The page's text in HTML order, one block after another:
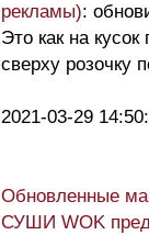
рекламы):
Это как на кусок
сверху розочку
2021-03-29
Обновленные
СУШИ WOK